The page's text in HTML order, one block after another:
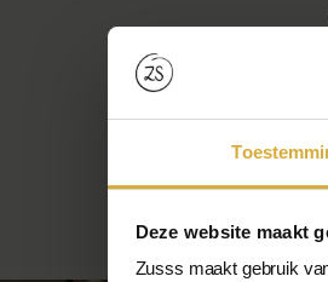
Deze website maakt
Zusss maakt gebruik